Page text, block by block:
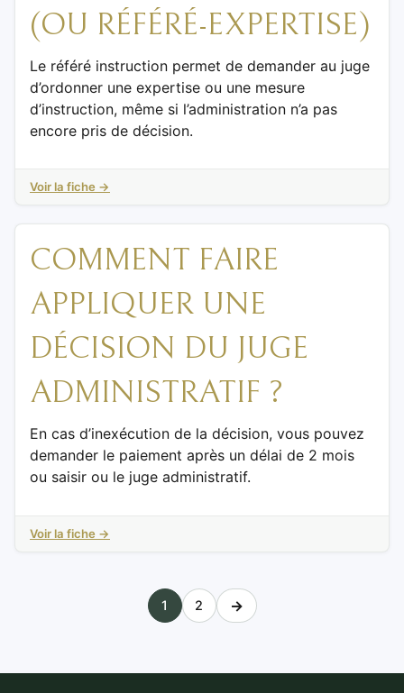
(OU RÉFÉRÉ-EXPERTISE)
Le référé instruction permet de demander au juge
d’ordonner une expertise ou une mesure
d’instruction, même si l’administration n’a pas
encore pris de décision.
Voir la fiche →
COMMENT FAIRE
APPLIQUER UNE
DÉCISION DU JUGE
ADMINISTRATIF ?
En cas d’inexécution de la décision, vous pouvez
demander le paiement après un délai de 2 mois
ou saisir ou le juge administratif.
Voir la fiche →
1 2 →